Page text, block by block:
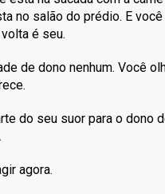
no salão do prédio. E você
é seu.
de dono nenhum. Você
do seu suor para o dono
agora.